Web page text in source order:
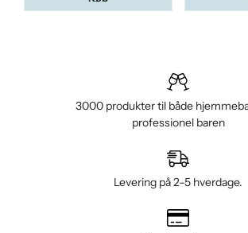
3000 produkter til både
professionel baren
Levering på 2–5 hverdage.